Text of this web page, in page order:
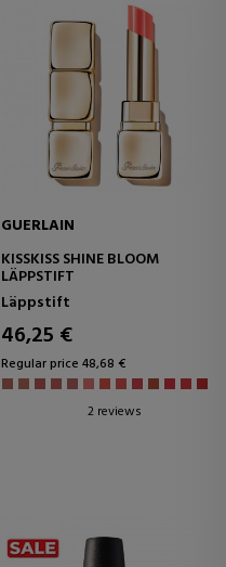
GUERLAIN
KISSKISS SHINE BLOOM
LÄPPSTIFT
Läppstift
46,25 €
Regular price 48,68 €
2 reviews